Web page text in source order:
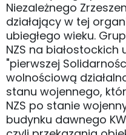
Niezależnego
działający w tej
ubiegłego wieku.
NZS na
"pierwszej
wolnościową
stanu wojennego,
NZS po stanie
budynku dawnego